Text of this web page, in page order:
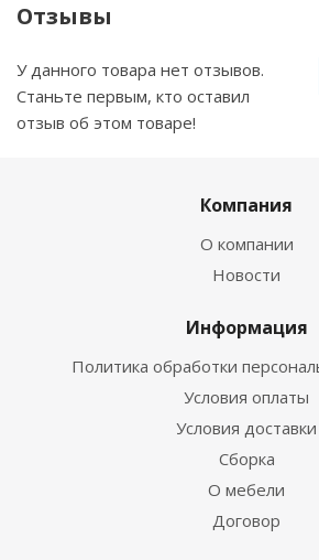
Отзывы
У данного товара нет отзывов.
Станьте первым, кто оставил
отзыв об этом товаре!
Компания
О компании
Новости
Информация
Политика обработки
Условия оплаты
Условия доставки
Сборка
О мебели
Договор